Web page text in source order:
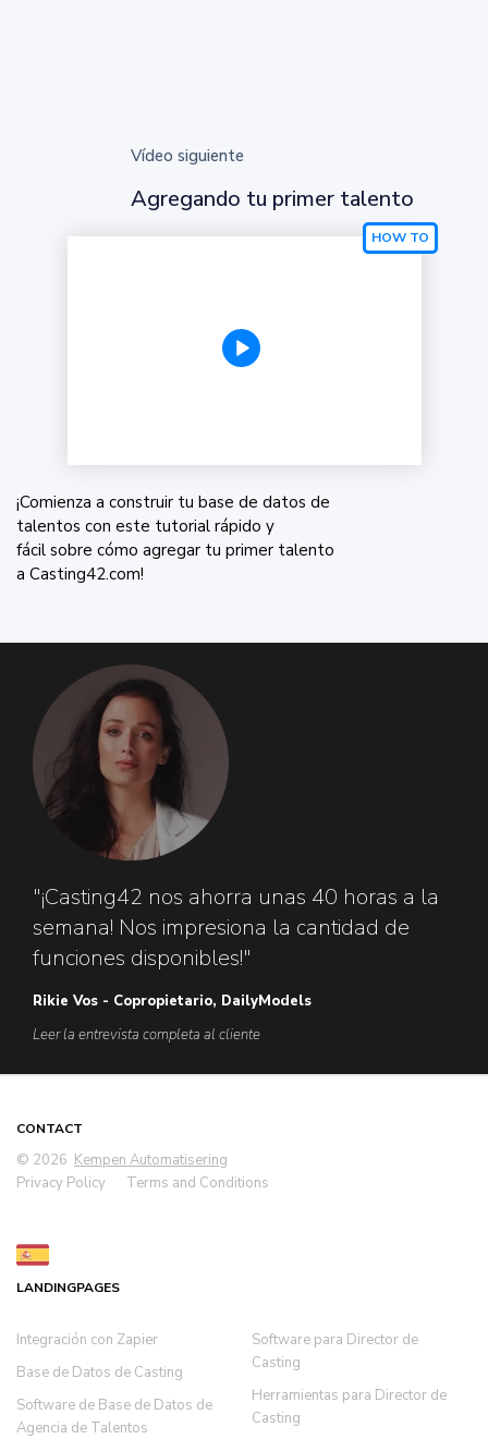
Vídeo siguiente
Agregando tu primer talento
¡Comienza a construir tu base de datos de
talentos con este tutorial rápido y
fácil sobre cómo agregar tu primer talento
a Casting42.com!
"¡Casting42 nos ahorra unas 40 horas a la
semana! Nos impresiona la cantidad de
funciones disponibles!"
Rikie Vos - Copropietario, DailyModels
Leer la entrevista completa al cliente
CONTACT
© 2026 Kempen Automatisering
Privacy Policy
Terms and Conditions
LANDINGPAGES
Integración con Zapier
Base de Datos de Casting
Software de Base de Datos de
Agencia de Talentos
Software para Director de
Casting
Herramientas para Director de
Casting